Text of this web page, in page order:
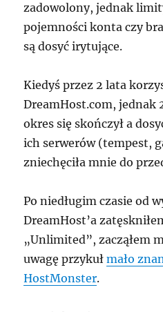
zadowolony, jednak
pojemności konta czy
są dosyć irytujące.
Kiedyś przez 2 lata
DreamHost.com,
okres się skończył a
ich serwerów (tempest,
zniechęciła mnie do
Po niedługim czasie od
DreamHost’a
„Unlimited”, zacząłem
uwagę przykułmało
HostMonster.